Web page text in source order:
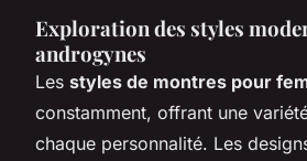
Exploration des styles
androgynes
Les styles de montres pour
constamment, offrant une
chaque personnalité. Les